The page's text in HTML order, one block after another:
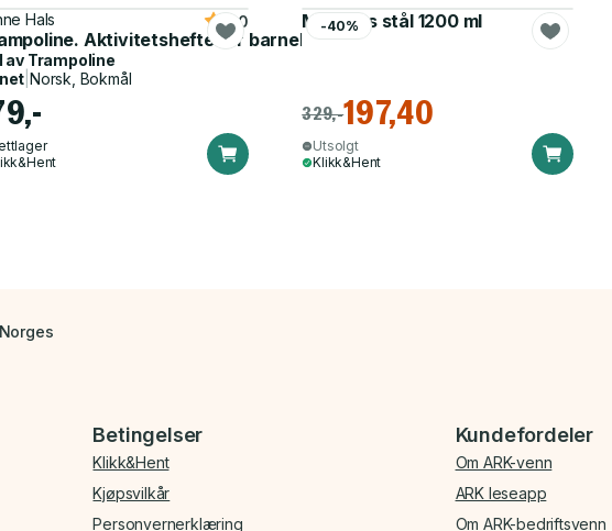
Hals
Aktivitetshefte for barnehagen
5.0
av Trampoline
Norsk, Bokmål
-40%
Matboks stål 1200 ml
329,-197,40
Utsolgt
Klikk&Hent
Betingelser
Klikk&Hent
Kjøpsvilkår
Personvernerklæring
Kundefordeler
Om ARK-venn
ARK leseapp
Om ARK-bedriftsvenn